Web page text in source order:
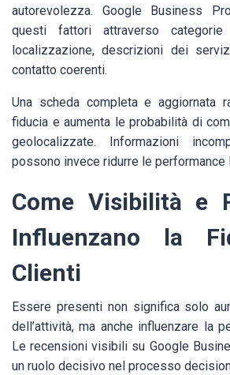
autorevolezza. Google Business
questi fattori attraverso
localizzazione, descrizioni dei
contatto coerenti.
Una scheda completa e aggiornata
fiducia e aumenta le probabilità di
geolocalizzate. Informazioni
possono invece ridurre le performance
Come Visibilità e
Influenzano la
Clienti
Essere presenti non significa solo
dell’attività, ma anche influenzare la
Le recensioni visibili su Google
un ruolo decisivo nel processo